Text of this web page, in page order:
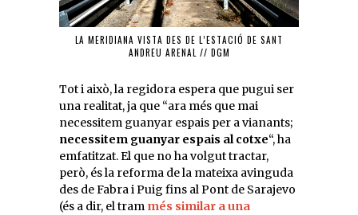
LA MERIDIANA VISTA DES DE L’ESTACIÓ DE SANT
ANDREU ARENAL // DGM
Tot i això, la regidora espera que pugui ser
una realitat, ja que “ara més que mai
necessitem guanyar espais per a vianants;
necessitem guanyar espais al cotxe“, ha
emfatitzat. El que no ha volgut tractar,
però, és la reforma de la mateixa avinguda
des de Fabra i Puig fins al Pont de Sarajevo
(és a dir, el tram més similar a una